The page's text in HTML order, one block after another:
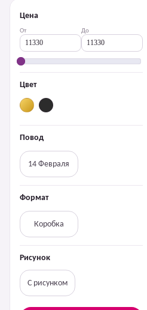
Цена
От До
Цвет
Повод
14 Февраля
Формат
Коробка
Рисунок
С рисунком